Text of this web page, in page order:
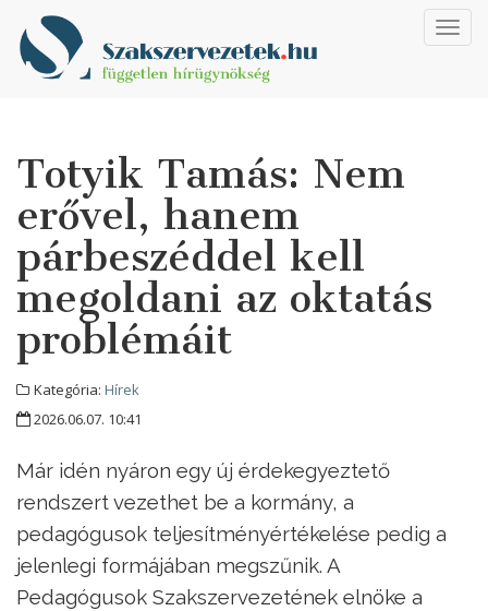
Totyik Tamás: Nem
erővel, hanem
párbeszéddel kell
megoldani az oktatás
problémáit
Kategória: Hírek
2026.06.07. 10:41
Már idén nyáron egy új érdekegyeztető
rendszert vezethet be a kormány, a
pedagógusok teljesítményértékelése pedig a
jelenlegi formájában megszűnik. A
Pedagógusok Szakszervezetének elnöke a